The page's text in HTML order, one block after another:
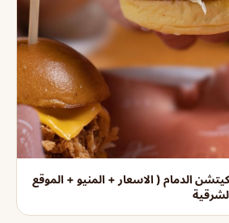
الدمام ( الاسعار + المنيو + الموقع